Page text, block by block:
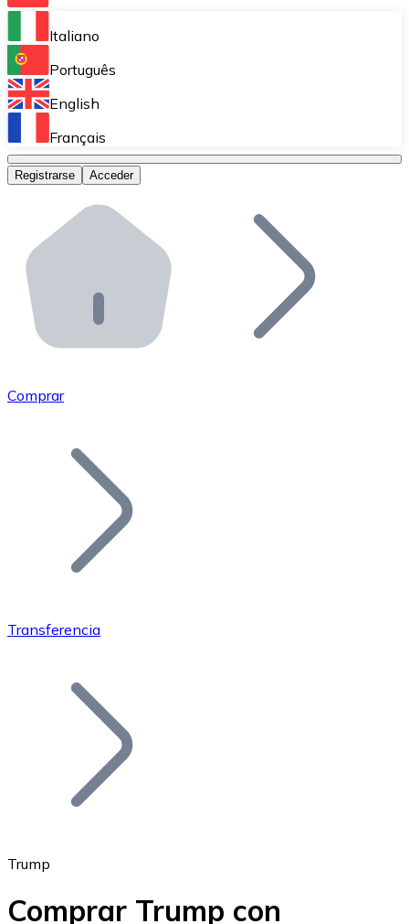
Bitnovo Ramp
Integra nuestra solución en tu plataforma.
Bitnovo Giftcards
Bitnovo OTC
Bitnovo ATM
Integra un ATM Bitnovo en tu negocio y permite que
Bitnovo API
Integra nuestra API en tu ecosistema.
Únete a nuestra red de distribuidores.
Añade tu proyecto a nuestro ecosistema.
Bitcoin
Italiano
Português
English
Français
Registrarse Acceder
Comprar
Transferencia
Trump
Comprar Trump con